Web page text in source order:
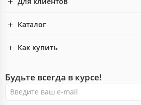
Каталог
Как купить
Будьте всегда в курсе!